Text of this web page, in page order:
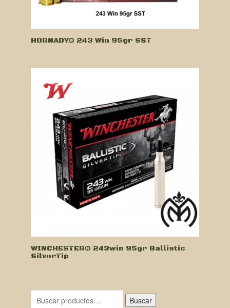
HORNADY® 243 Win 95gr SST
WINCHESTER® 243win 95gr Ballistic
SilverTip
Buscar